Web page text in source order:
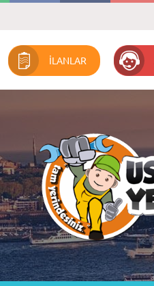
İLANLAR